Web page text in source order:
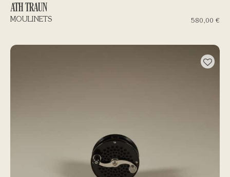
ATH TRAUN
580,00 €
MOULINETS